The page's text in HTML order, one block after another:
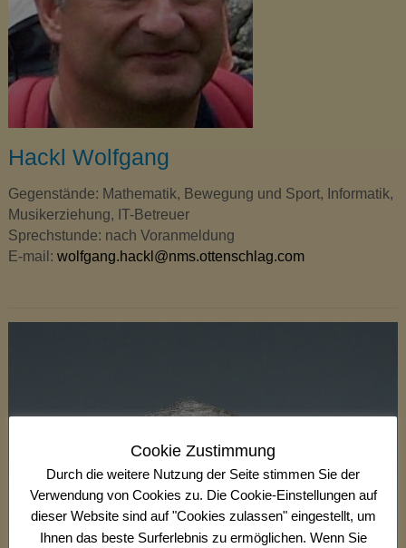
Hackl Wolfgang
Gegenstände: Mathematik, Bewegung und Sport, Informatik,
Musikerziehung, IT-Betreuer
Sprechstunde: nach Voranmeldung
E-mail: wolfgang.hackl@nms.ottenschlag.com
Cookie Zustimmung
Durch die weitere Nutzung der Seite stimmen Sie der
Verwendung von Cookies zu. Die Cookie-Einstellungen auf
dieser Website sind auf "Cookies zulassen" eingestellt, um
Ihnen das beste Surferlebnis zu ermöglichen. Wenn Sie